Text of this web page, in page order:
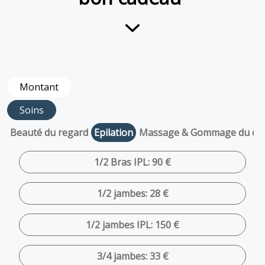
Montant
Soins
Beauté du regard Epilation Massage & Gommage du
1/2 Bras IPL: 90 €
1/2 jambes: 28 €
1/2 jambes IPL: 150 €
3/4 jambes: 33 €